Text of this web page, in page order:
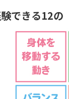
できる12の